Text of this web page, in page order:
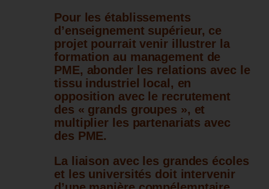
Pour les établissements
d’enseignement supérieur, ce
projet pourrait venir illustrer la
formation au management de
PME, abonder les relations avec le
tissu industriel local, en
opposition avec le recrutement
des « grands groupes », et
multiplier les partenariats avec
des PME.
La liaison avec les grandes écoles
et les universités doit intervenir